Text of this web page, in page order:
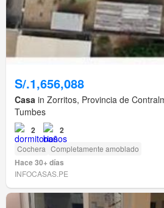
S/.1,656,088
Casa in Zorritos, Provincia de
Tumbes
2 2
Cochera Completamente amoblado
Hace 30+ días
INFOCASAS.PE